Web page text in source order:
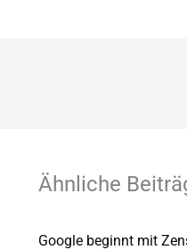
Ähnliche
Google beginnt mit